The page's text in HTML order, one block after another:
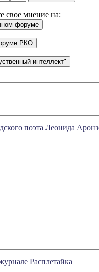
свое мнение на:
поэта Леонида
Расплетайка